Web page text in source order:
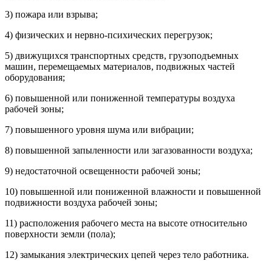
3) пожара или взрыва;
4) физических и нервно-психических перегрузок;
5) движущихся транспортных средств, грузоподъемных
машин, перемещаемых материалов, подвижных частей
оборудования;
6) повышенной или пониженной температуры воздуха
рабочей зоны;
7) повышенного уровня шума или вибрации;
8) повышенной запыленности или загазованности воздуха;
9) недостаточной освещенности рабочей зоны;
10) повышенной или пониженной влажности и повышенной
подвижности воздуха рабочей зоны;
11) расположения рабочего места на высоте относительно
поверхности земли (пола);
12) замыкания электрических цепей через тело работника.